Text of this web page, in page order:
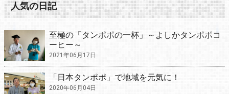
人気の日記
至極の「タンポポの一杯」～よしかタンポポコ
ーヒー～
2021年06月17日
「日本タンポポ」で地域を元気に！
2020年06月04日